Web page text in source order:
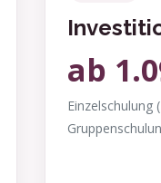
ab
Einzelschulung